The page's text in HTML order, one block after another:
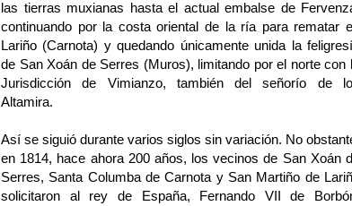
las tierras muxianas hasta el actual embalse de
continuando por la costa oriental de la ría para rematar
Lariño (Carnota) y quedando únicamente unida la
de San Xoán de Serres (Muros), limitando por el norte con
Jurisdicción de Vimianzo, también del señorío de
Altamira.
Así se siguió durante varios siglos sin variación. No
en 1814, hace ahora 200 años, los vecinos de San Xoán
Serres, Santa Columba de Carnota y San Martiño de
solicitaron al rey de España, Fernando VII de